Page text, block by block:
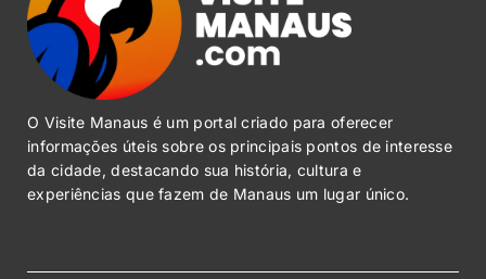
O Visite Manaus é um portal criado para oferecer
informações úteis sobre os principais pontos de interesse
da cidade, destacando sua história, cultura e
experiências que fazem de Manaus um lugar único.